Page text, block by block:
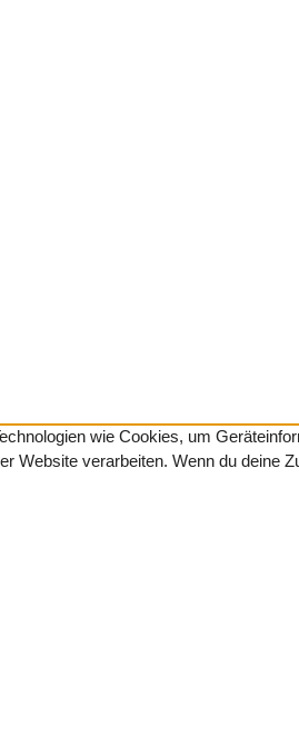
wie Cookies, um
Website verarbeiten. Wenn du